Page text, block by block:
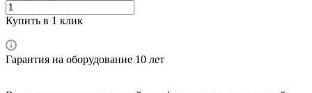
Купить в 1 клик
Гарантия на оборудование 10 лет